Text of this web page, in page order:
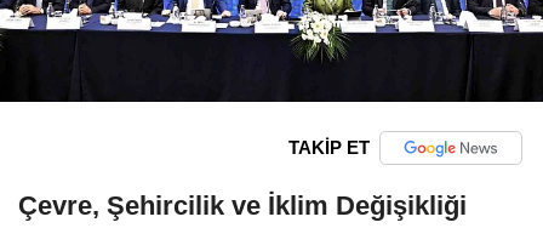
TAKİP ET
Çevre, Şehircilik ve İklim Değişikliği